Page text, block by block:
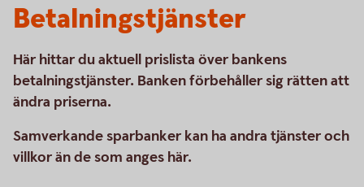
Betalningstjänster
Här hittar du aktuell prislista över bankens
betalningstjänster. Banken förbehåller sig rätten att
ändra priserna.
Samverkande sparbanker kan ha andra tjänster och
villkor än de som anges här.